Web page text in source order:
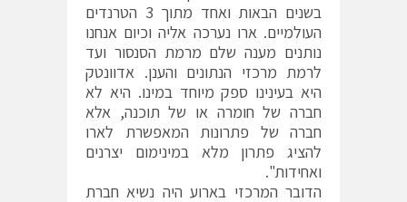
בשנים הבאות ואחד מתוך 3 הטרנדים
העולמיים. ארו נערכה אליה וכיום אנחנו
נותנים מענה שלם מרמת הסנסור ועד
לרמת מרכזי הנתונים והענן. אדוונטק
היא בעינינו ספק מיוחד במינו. היא לא
חברה של חומרה או של תוכנה, אלא
חברה של פתרונות המאפשרת לארו
להציג פתרון מלא במינימום יצרנים
ואחידות".
הדובר המרכזי בארוע היה נשיא חברת